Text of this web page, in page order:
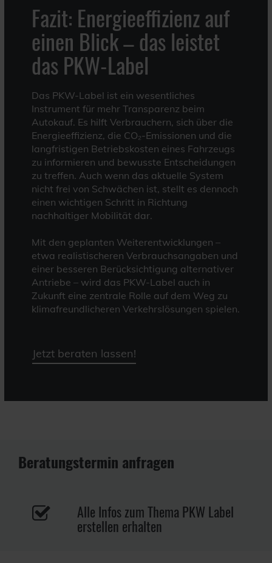
Fazit: Energieeffizienz auf
einen Blick – das leistet
das PKW-Label
Das PKW-Label ist ein wesentliches
Instrument für mehr Transparenz beim
Autokauf. Es hilft Verbrauchern, sich über die
Energieeffizienz, die CO₂-Emissionen und die
langfristigen Betriebskosten eines Fahrzeugs
zu informieren und bewusste Entscheidungen
zu treffen. Auch wenn das aktuelle System
nicht frei von Schwächen ist, stellt es dennoch
einen wichtigen Schritt in Richtung
nachhaltiger Mobilität dar.
Mit den geplanten Weiterentwicklungen –
etwa realistischeren Verbrauchsangaben und
einer besseren Berücksichtigung alternativer
Antriebe – wird das PKW-Label auch in
Zukunft eine zentrale Rolle auf dem Weg zu
klimafreundlicheren Verkehrslösungen spielen.
Jetzt beraten lassen!
Beratungstermin anfragen
Alle Infos zum Thema PKW Label
erstellen erhalten